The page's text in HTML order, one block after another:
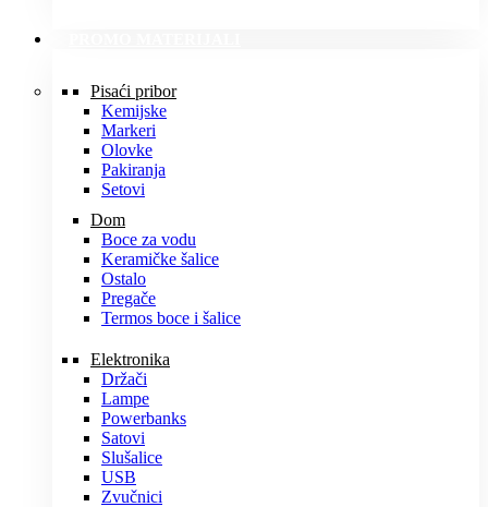
Pisaći pribor
Kemijske
Markeri
Olovke
Pakiranja
Setovi
Dom
Boce za vodu
Keramičke šalice
Ostalo
Pregače
Termos boce i šalice
Elektronika
Držači
Lampe
Powerbanks
Satovi
Slušalice
USB
Zvučnici